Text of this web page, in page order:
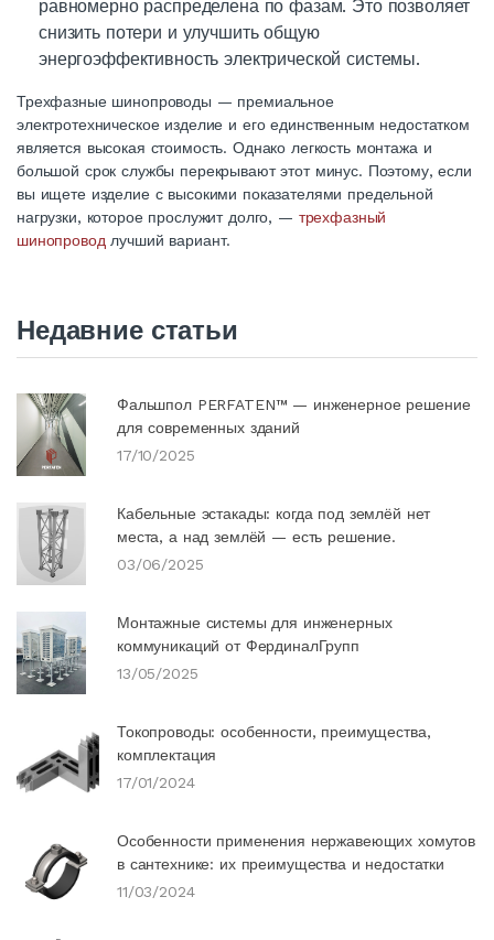
равномерно распределена по фазам. Это позволяет
снизить потери и улучшить общую
энергоэффективность электрической системы.
Трехфазные шинопроводы — премиальное
электротехническое изделие и его единственным недостатком
является высокая стоимость. Однако легкость монтажа и
большой срок службы перекрывают этот минус. Поэтому, если
вы ищете изделие с высокими показателями предельной
нагрузки, которое прослужит долго, — трехфазный
шинопровод лучший вариант.
Недавние статьи
Фальшпол PERFATEN™ — инженерное решение
для современных зданий
17/10/2025
Кабельные эстакады: когда под землёй нет
места, а над землёй — есть решение.
03/06/2025
Монтажные системы для инженерных
коммуникаций от ФердиналГрупп
13/05/2025
Токопроводы: особенности, преимущества,
комплектация
17/01/2024
Особенности применения нержавеющих хомутов
в сантехнике: их преимущества и недостатки
11/03/2024